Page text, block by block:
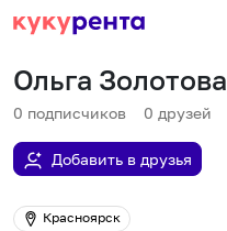
Ольга Золотова
0 подписчиков 0 друзей
Добавить в друзья
Красноярск